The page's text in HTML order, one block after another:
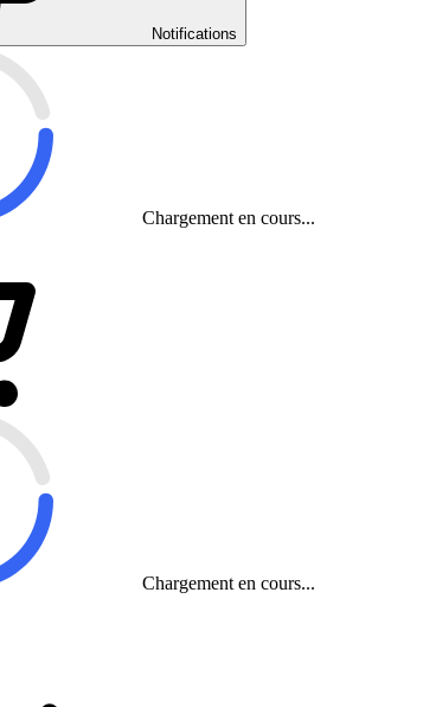
Notifications
Chargement en cours...
Chargement en cours...